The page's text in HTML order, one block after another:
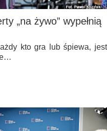
„na żywo” wypełnią
kto gra lub śpiewa, jest